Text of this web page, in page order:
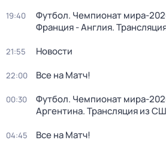
19:40
Футбол. Чемпионат мира-
Франция - Англия.
21:55 Новости
22:00 Все на Матч!
00:30
Футбол. Чемпионат мира-
Аргентина. Трансляция из
04:45 Все на Матч!